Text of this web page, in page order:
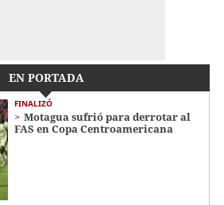
EN PORTADA
FINALIZÓ
Motagua sufrió para derrotar al
FAS en Copa Centroamericana